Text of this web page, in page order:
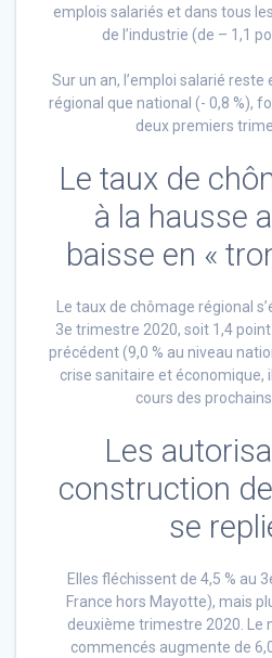
emplois salariés et dans tous
de l’industrie (de – 1,1
Sur un an, l’emploi salarié
régional que national (- 0,8 %),
deux premiers
Le taux de
à la hausse
baisse en «
Le taux de chômage régional
3e trimestre 2020, soit 1,4
précédent (9,0 % au niveau
crise sanitaire et économique,
cours des
Les
construction
se
Elles fléchissent de 4,5 % au
France hors Mayotte), mais
deuxième trimestre 2020. Le
commencés augmente de